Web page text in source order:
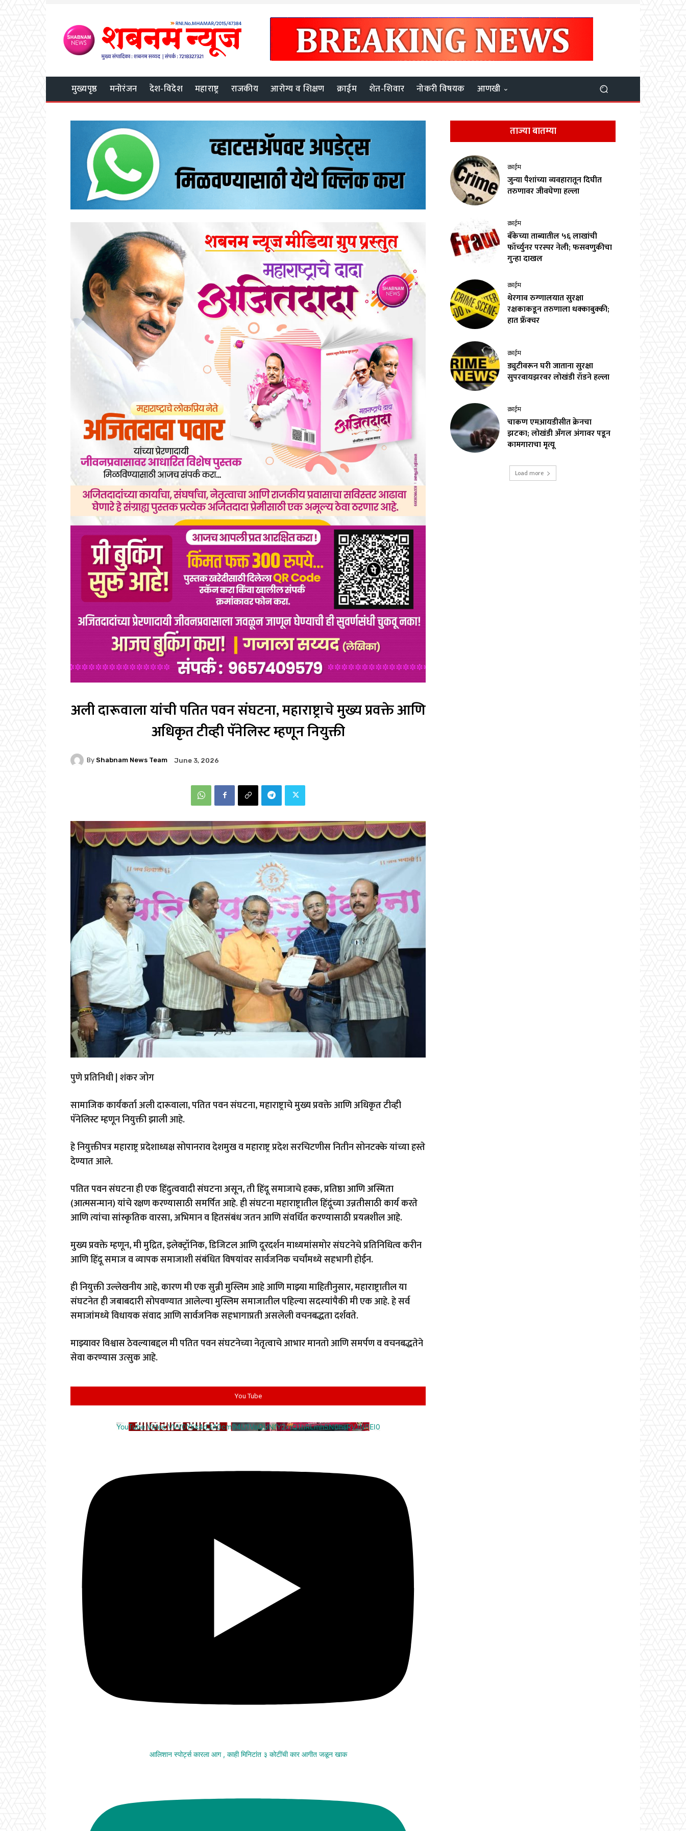
मुख्यपृष्ठ मनोरंजन देश-विदेश महाराष्ट्र राजकीय आरोग्य व शिक्षण क्राईम शेत-शिवार नोकरी विषयक आणखी
अली दारूवाला यांची पतित पवन संघटना, महाराष्ट्राचे मुख्य प्रवक्ते आणि
अधिकृत टीव्ही पॅनेलिस्ट म्हणून नियुक्ती
By Shabnam News Team June 3, 2026
पुणे प्रतिनिधी | शंकर जोग
सामाजिक कार्यकर्ता अली दारूवाला, पतित पवन संघटना, महाराष्ट्राचे मुख्य प्रवक्ते आणि अधिकृत टीव्ही
पॅनेलिस्ट म्हणून नियुक्ती झाली आहे.
हे नियुक्तीपत्र महाराष्ट्र प्रदेशाध्यक्ष सोपानराव देशमुख व महाराष्ट्र प्रदेश सरचिटणीस नितीन सोनटक्के यांच्या हस्ते
देण्यात आले.
पतित पवन संघटना ही एक हिंदुत्ववादी संघटना असून, ती हिंदू समाजाचे हक्क, प्रतिष्ठा आणि अस्मिता
(आत्मसन्मान) यांचे रक्षण करण्यासाठी समर्पित आहे. ही संघटना महाराष्ट्रातील हिंदूंच्या उन्नतीसाठी कार्य करते
आणि त्यांचा सांस्कृतिक वारसा, अभिमान व हितसंबंध जतन आणि संवर्धित करण्यासाठी प्रयत्नशील आहे.
मुख्य प्रवक्ते म्हणून, मी मुद्रित, इलेक्ट्रॉनिक, डिजिटल आणि दूरदर्शन माध्यमांसमोर संघटनेचे प्रतिनिधित्व करीन
आणि हिंदू समाज व व्यापक समाजाशी संबंधित विषयांवर सार्वजनिक चर्चांमध्ये सहभागी होईन.
ही नियुक्ती उल्लेखनीय आहे, कारण मी एक सुन्नी मुस्लिम आहे आणि माझ्या माहितीनुसार, महाराष्ट्रातील या
संघटनेत ही जबाबदारी सोपवण्यात आलेल्या मुस्लिम समाजातील पहिल्या सदस्यांपैकी मी एक आहे. हे सर्व
समाजांमध्ये विधायक संवाद आणि सार्वजनिक सहभागाप्रती असलेली वचनबद्धता दर्शवते.
माझ्यावर विश्वास ठेवल्याबद्दल मी पतित पवन संघटनेच्या नेतृत्वाचे आभार मानतो आणि समर्पण व वचनबद्धतेने
सेवा करण्यास उत्सुक आहे.
You Tube
YouTube Video VVV0Ykk4d3A0cm94U1VaQUNfY2xrQ1hRLmh5N0hsRVJNREI0
आलिशान स्पोर्ट्स कारला आग , काही मिनिटांत ३ कोटींची कार आगीत जळून खाक
ताज्या बातम्या
क्राईम
जुन्या पैशांच्या व्यवहारातून दिघीत
तरुणावर जीवघेणा हल्ला
क्राईम
बँकेच्या ताब्यातील ५६ लाखांची
फॉर्च्युनर परस्पर नेली; फसवणुकीचा
गुन्हा दाखल
क्राईम
थेरगाव रुग्णालयात सुरक्षा
रक्षकाकडून तरुणाला धक्काबुक्की;
हात फ्रॅक्चर
क्राईम
ड्युटीवरून घरी जाताना सुरक्षा
सुपरवायझरवर लोखंडी रॉडने हल्ला
क्राईम
चाकण एमआयडीसीत क्रेनचा
झटका; लोखंडी अँगल अंगावर पडून
कामगाराचा मृत्यू
Load more